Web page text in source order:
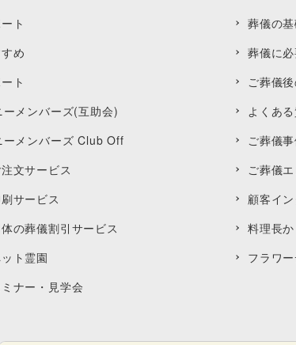
ト
め
ト
メンバーズ(互助会)
ーメンバーズ Club Off
文サービス
サービス
の葬儀割引サービス
ト霊園
ナー・見学会
葬儀の
葬儀に
ご葬儀
よくあ
ご葬儀
ご葬儀
顧客イ
料理長
フラワ